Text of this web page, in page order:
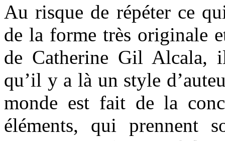
Au risque de répéter ce
de la forme très originale
de Catherine Gil Alcala,
qu’il y a là un style
monde est fait de la
éléments, qui prennent